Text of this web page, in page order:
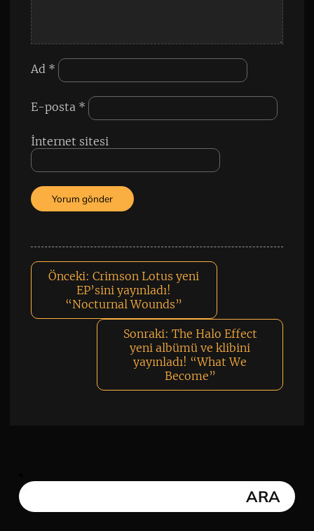
Ad *
E-posta *
İnternet sitesi
Önceki: Crimson Lotus yeni
EP’sini yayınladı!
“Nocturnal Wounds”
Sonraki: The Halo Effect
yeni albümü ve klibini
yayınladı! “What We
Become”